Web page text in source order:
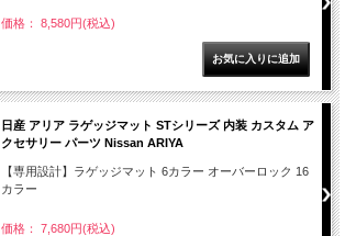
価格： 8,580円(税込)
日産 アリア ラゲッジマット STシリーズ 内装 カスタム ア
クセサリー パーツ Nissan ARIYA
【専用設計】ラゲッジマット 6カラー オーバーロック 16
カラー
価格： 7,680円(税込)